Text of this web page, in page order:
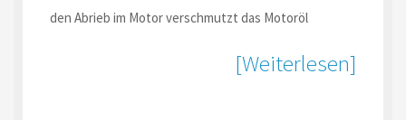
den Abrieb im Motor verschmutzt das Motoröl
[Weiterlesen]